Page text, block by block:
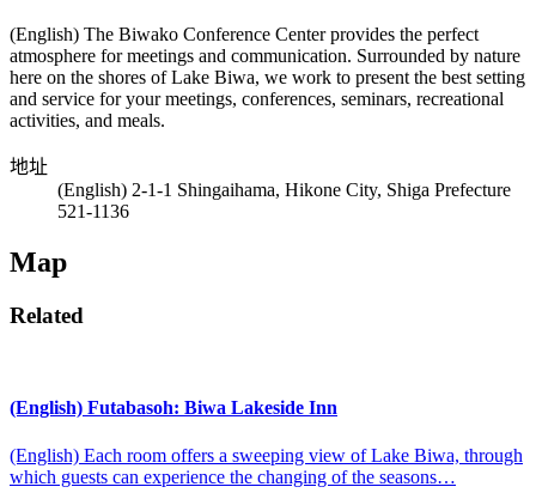
(English) The Biwako Conference Center provides the perfect
atmosphere for meetings and communication. Surrounded by nature
here on the shores of Lake Biwa, we work to present the best setting
and service for your meetings, conferences, seminars, recreational
activities, and meals.
地址
(English) 2-1-1 Shingaihama, Hikone City, Shiga Prefecture
521-1136
Map
Related
(English) Futabasoh: Biwa Lakeside Inn
(English) Each room offers a sweeping view of Lake Biwa, through
which guests can experience the changing of the seasons…